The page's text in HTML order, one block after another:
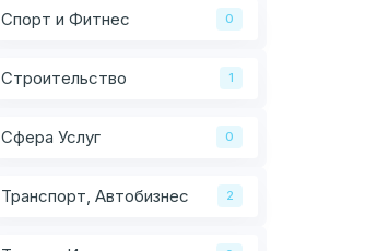
Спорт и Фитнес 0
Строительство 1
Сфера Услуг 0
Транспорт, Автобизнес 2